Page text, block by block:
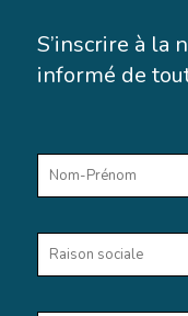
S’inscrire à la
informé de